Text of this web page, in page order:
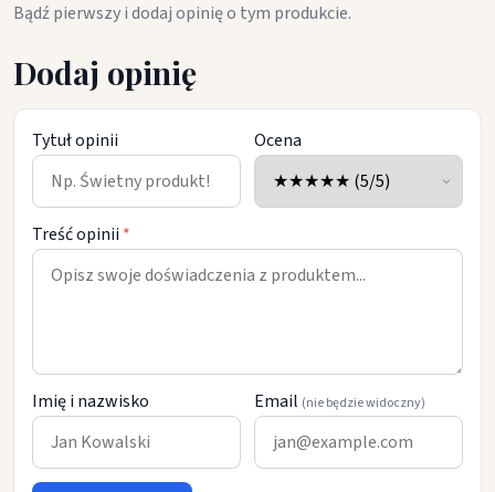
Bądź pierwszy i dodaj opinię o tym produkcie.
Dodaj opinię
Tytuł opinii Ocena
Treść opinii *
Imię i nazwisko Email (nie będzie widoczny)